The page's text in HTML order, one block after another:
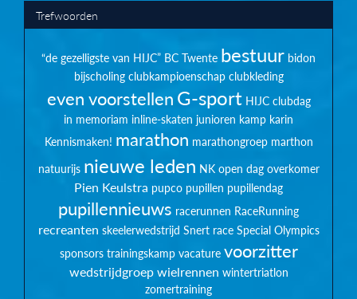
Trefwoorden
“de gezelligste van HIJC” BC Twente bestuur bidon
bijscholing clubkampioenschap clubkleding
even voorstellenG-sport HIJC clubdag
in memoriam inline-skaten junioren kamp karin
Kennismaken! marathon marathongroep marthon
natuurijs nieuwe leden NK open dag overkomer
Pien Keulstra pupco pupillen pupillendag
pupillennieuws racerunnen RaceRunning
recreanten skeelerwedstrijd Snert race Special Olympics
sponsors trainingskamp vacature voorzitter
wedstrijdgroepwielrennen wintertriatlon
zomertraining